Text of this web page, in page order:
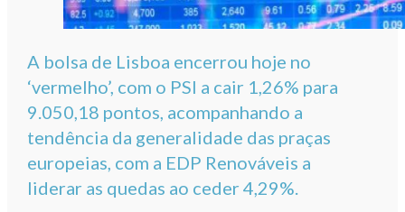
A bolsa de Lisboa encerrou hoje no
‘vermelho’, com o PSI a cair 1,26% para
9.050,18 pontos, acompanhando a
tendência da generalidade das praças
europeias, com a EDP Renováveis a
liderar as quedas ao ceder 4,29%.